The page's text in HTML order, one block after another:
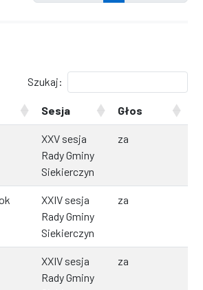
Szukaj:
Sesja Głos
XXV sesja
Rady Gminy
Siekierczyn
za
XXIV sesja
Rady Gminy
Siekierczyn
za
XXIV sesja
Rady Gminy
za